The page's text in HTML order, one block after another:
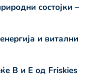
состојки –
и витални
B и E од Friskies